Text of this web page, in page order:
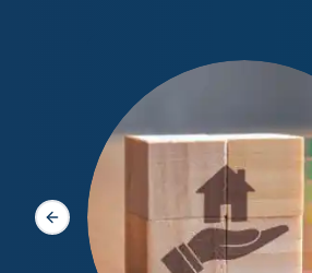
Slide précédente